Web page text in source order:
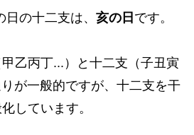
の十二支は、 亥の日 です。
乙丙丁...）と十二支（子丑寅
が一般的ですが、十二支を干
しています。